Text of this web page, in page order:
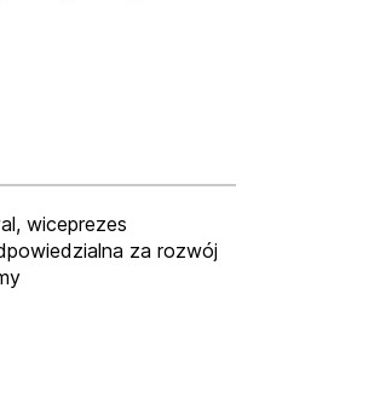
wiceprezes
za rozwój